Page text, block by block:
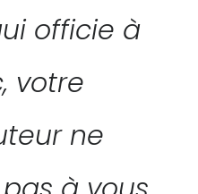
officie à
votre
ne